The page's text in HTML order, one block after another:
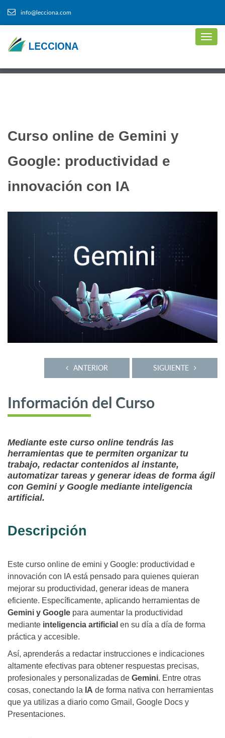
info@lecciona.com
Curso online de Gemini y
Google: productividad e
innovación con IA
SIGUIENTE
ANTERIOR
Información del Curso
Mediante este curso online tendrás las
herramientas que te permiten organizar tu
trabajo, redactar contenidos al instante,
automatizar tareas y generar ideas de forma ágil
con Gemini y Google mediante inteligencia
artificial.
Descripción
Este curso online de emini y Google: productividad e
innovación con IA está pensado para quienes quieran
mejorar su productividad, generar ideas de manera
eficiente. Específicamente, aplicando herramientas de
Gemini y Google para aumentar la productividad
mediante inteligencia artificial en su día a día de forma
práctica y accesible.
Así, aprenderás a redactar instrucciones e indicaciones
altamente efectivas para obtener respuestas precisas,
profesionales y personalizadas de Gemini. Entre otras
cosas, conectando la IA de forma nativa con herramientas
que ya utilizas a diario como Gmail, Google Docs y
Presentaciones.